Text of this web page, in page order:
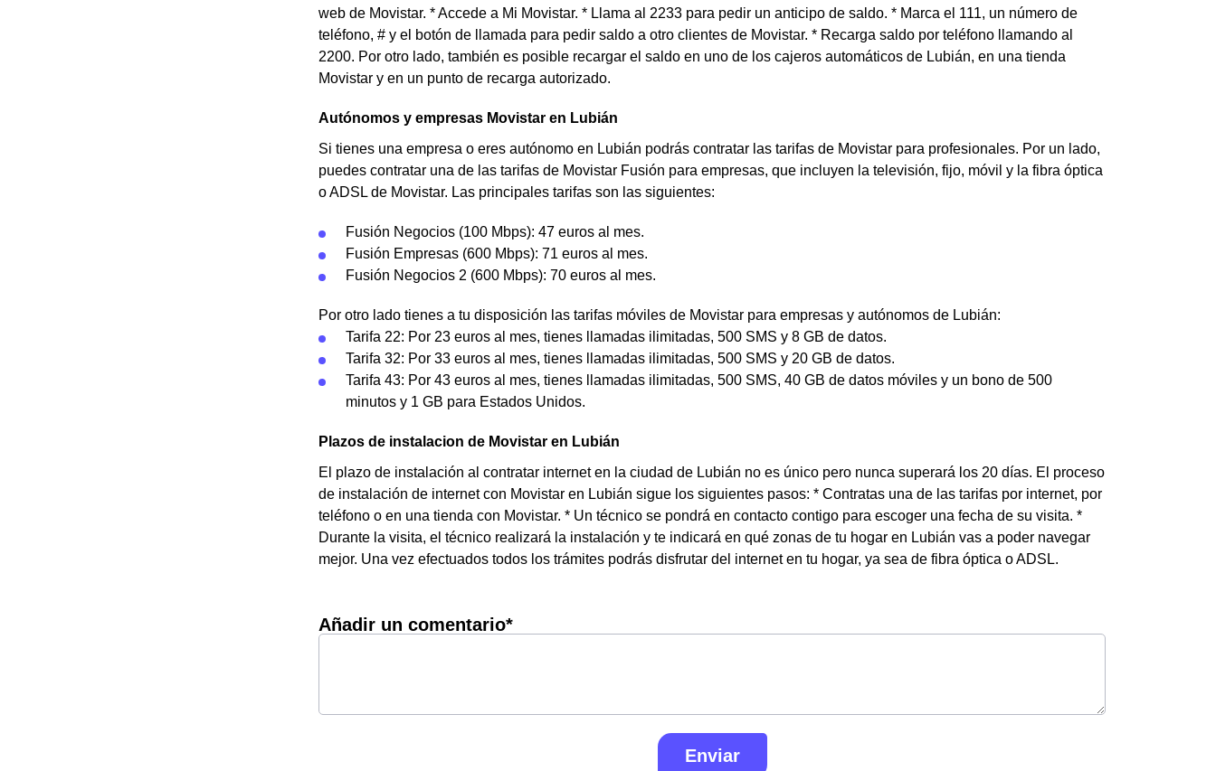
web de Movistar. * Accede a Mi Movistar. * Llama al 2233 para pedir un anticipo de saldo. * Marca el 111, un número de
teléfono, # y el botón de llamada para pedir saldo a otro clientes de Movistar. * Recarga saldo por teléfono llamando al
2200. Por otro lado, también es posible recargar el saldo en uno de los cajeros automáticos de Lubián, en una tienda
Movistar y en un punto de recarga autorizado.
Autónomos y empresas Movistar en Lubián
Si tienes una empresa o eres autónomo en Lubián podrás contratar las tarifas de Movistar para profesionales. Por un lado,
puedes contratar una de las tarifas de Movistar Fusión para empresas, que incluyen la televisión, fijo, móvil y la fibra óptica
o ADSL de Movistar. Las principales tarifas son las siguientes:
Fusión Negocios (100 Mbps): 47 euros al mes.
Fusión Empresas (600 Mbps): 71 euros al mes.
Fusión Negocios 2 (600 Mbps): 70 euros al mes.
Por otro lado tienes a tu disposición las tarifas móviles de Movistar para empresas y autónomos de Lubián:
Tarifa 22: Por 23 euros al mes, tienes llamadas ilimitadas, 500 SMS y 8 GB de datos.
Tarifa 32: Por 33 euros al mes, tienes llamadas ilimitadas, 500 SMS y 20 GB de datos.
Tarifa 43: Por 43 euros al mes, tienes llamadas ilimitadas, 500 SMS, 40 GB de datos móviles y un bono de 500
minutos y 1 GB para Estados Unidos.
Plazos de instalacion de Movistar en Lubián
El plazo de instalación al contratar internet en la ciudad de Lubián no es único pero nunca superará los 20 días. El proceso
de instalación de internet con Movistar en Lubián sigue los siguientes pasos: * Contratas una de las tarifas por internet, por
teléfono o en una tienda con Movistar. * Un técnico se pondrá en contacto contigo para escoger una fecha de su visita. *
Durante la visita, el técnico realizará la instalación y te indicará en qué zonas de tu hogar en Lubián vas a poder navegar
mejor. Una vez efectuados todos los trámites podrás disfrutar del internet en tu hogar, ya sea de fibra óptica o ADSL.
Añadir un comentario*
Enviar